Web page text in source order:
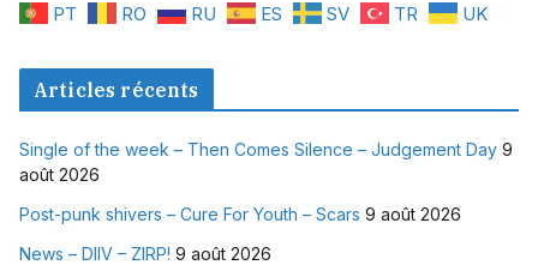
PT
RO RU ES SV TR UK
Articles récents
Single of the week – Then Comes Silence – Judgement Day 9
août 2026
Post-punk shivers – Cure For Youth – Scars 9 août 2026
News – DIIV – ZIRP! 9 août 2026